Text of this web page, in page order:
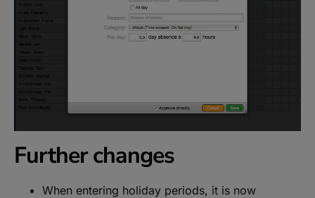
Further changes
When entering holiday periods, it is now